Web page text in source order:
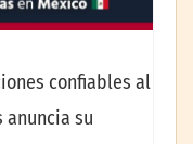
confiables al
anuncia su